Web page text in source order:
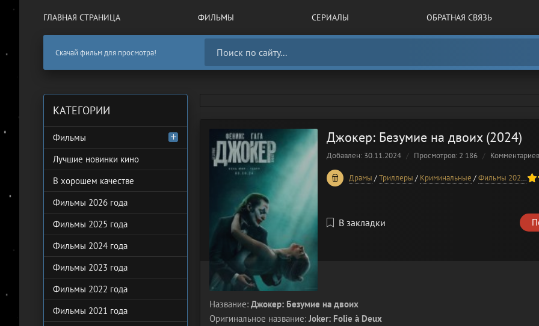
ГЛАВНАЯ СТРАНИЦА ФИЛЬМЫ СЕРИАЛЫ ОБРАТНАЯ СВЯЗЬ
Скачай фильм для просмотра!
Джокер: Безумие на двоих (2024)
Добавлен: 30.11.2024 Просмотров: 2 186
Драмы /Триллеры / Криминальные /Фильмы 2024 года
60 1 2 3 4 5
В закладки
Название: Джокер: Безумие на двоих
Оригинальное название:Joker: Folie à Deux
КАТЕГОРИИ
Фильмы
Лучшие новинки кино
В хорошем качестве
Фильмы 2026 года
Фильмы 2025 года
Фильмы 2024 года
Фильмы 2023 года
Фильмы 2022 года
Фильмы 2021 года